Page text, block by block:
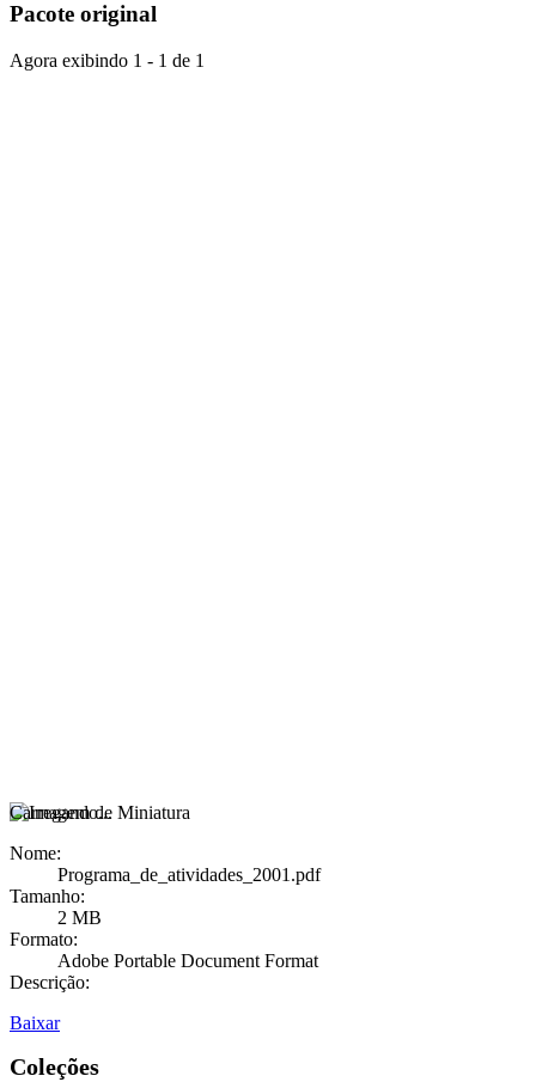
Pacote original
Agora exibindo 1 - 1 de 1
Carregando...
Nome:
Programa_de_atividades_2001.pdf
Tamanho:
2 MB
Formato:
Adobe Portable Document Format
Descrição:
Baixar
Coleções